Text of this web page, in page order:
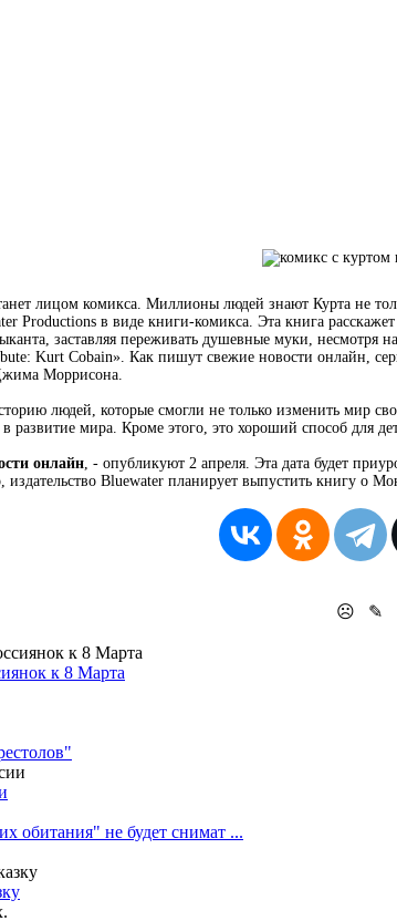
лицом комикса. Миллионы людей знают Курта не
Productions в виде книги-комикса. Эта книга
заставляя переживать душевные муки, несмотря
Kurt Cobain». Как пишут свежие новости онлайн,
Моррисона.
людей, которые смогли не только изменить
развитие мира. Кроме этого, это хороший способ для
онлайн , - опубликуют 2 апреля. Эта дата будет
издательство Bluewater планирует выпустить книгу о
☹
✎
к 8 Марта
обитания" не будет снимат ...